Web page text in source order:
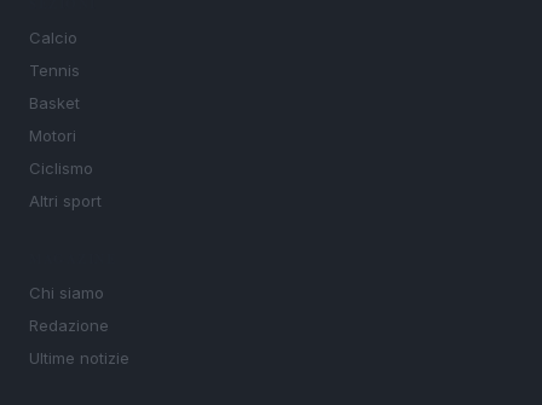
Calcio
Tennis
Basket
Motori
Ciclismo
Altri sport
Chi siamo
Redazione
Ultime notizie